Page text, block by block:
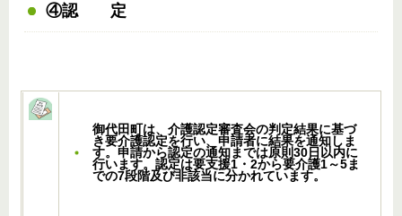
④認 定
御代田町は、介護認定審査会の判定結果に基づ
き要介護認定を行い、申請者に結果を通知しま
す。申請から認定の通知までは原則30日以内に
行います。認定は要支援1・2から要介護1～5ま
での7段階及び非該当に分かれています。